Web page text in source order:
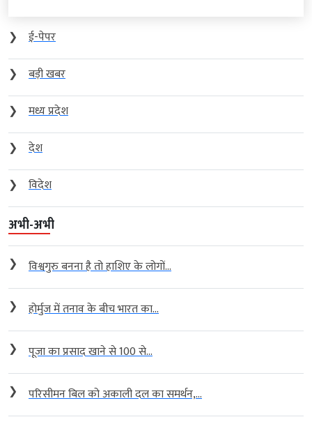
❯
ई-पेपर
❯
बड़ी खबर
❯
मध्य प्रदेश
❯
देश
❯
विदेश
अभी-अभी
❯ विश्वगुरु बनना है तो हाशिए के लोगों...
❯ होर्मुज में तनाव के बीच भारत का...
❯ पूजा का प्रसाद खाने से 100 से...
❯ परिसीमन बिल को अकाली दल का समर्थन,...